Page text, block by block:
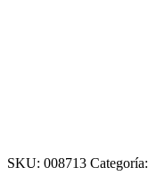
SKU: 008713 Categoría: